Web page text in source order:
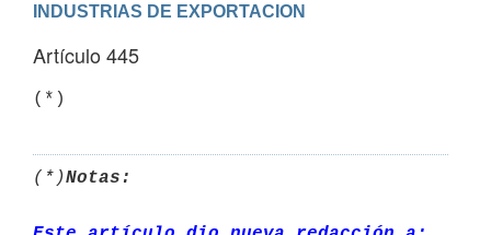
INDUSTRIAS DE EXPORTACION
Artículo 445
(*)
(*)Notas: